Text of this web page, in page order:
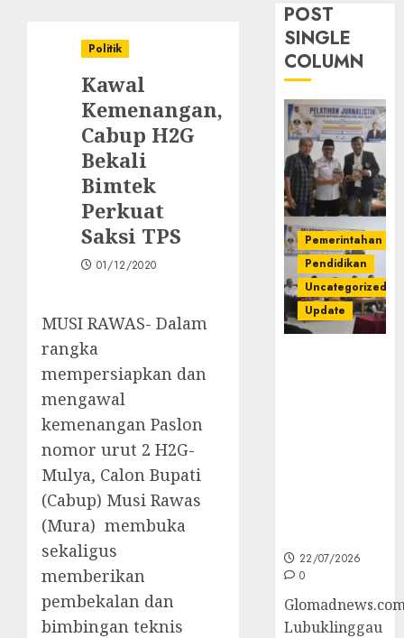
Politik
Kawal
Kemenangan,
Cabup H2G
Bekali
Bimtek
Perkuat
Saksi TPS
01/12/2020
MUSI RAWAS- Dalam
rangka
mempersiapkan dan
mengawal
kemenangan Paslon
nomor urut 2 H2G-
Mulya, Calon Bupati
(Cabup) Musi Rawas
(Mura) membuka
sekaligus
memberikan
pembekalan dan
bimbingan teknis
POST
SINGLE
COLUMN
Pemerintahan
Pendidikan
Uncategorized
Update
22/07/2026
0
Lubuklinggau